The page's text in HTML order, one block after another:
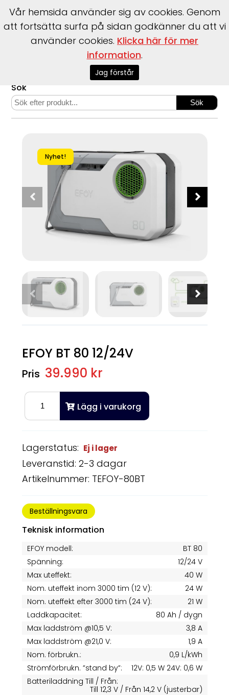
Bränsleceller>EFOY BT 80 12/24V
Sök
Nyhet!
EFOY BT 80 12/24V
39.990 kr
Lägg i varukorg
Lagerstatus: Ej i lager
Leveranstid: 2-3 dagar
Artikelnummer: TEFOY-80BT
Beställningsvara
Teknisk information
EFOY modell:
BT 80
Spänning:
12/24 V
Max uteffekt:
40 W
Nom. uteffekt inom 3000 tim (12 V):
24 W
Nom. uteffekt efter 3000 tim (24 V):
21 W
Laddkapacitet:
80 Ah / dygn
Max laddström @10,5 V:
3,8 A
Max laddström @21,0 V:
1,9 A
Nom. förbrukn.:
0,9 L/kWh
Strömförbrukn. ”stand by”:
12V: 0,5 W 24V: 0,6 W
Batteriladdning Till / Från:
Till 12,3 V / Från 14,2 V (justerbar)
Vår hemsida använder sig av cookies. Genom
att fortsätta surfa på sidan godkänner du att vi
använder cookies. Klicka här för mer
information.
Jag förstår